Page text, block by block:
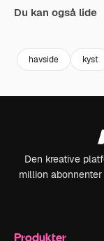
Du kan også lide
havside kyst
Den kreative
million
Produkter